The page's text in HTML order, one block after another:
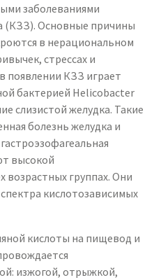
заболеваниями
(КЗЗ). Основные причины
в нерациональном
стрессах и
появлении КЗЗ играет
бактерией Helicobacter
слизистой желудка. Такие
болезнь желудка и
высокой
возрастных группах. Они
спектра кислотозависимых
кислоты на пищевод и
изжогой, отрыжкой,